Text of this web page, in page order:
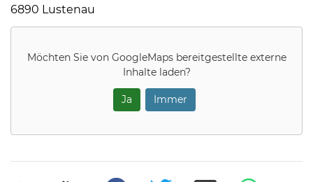
6890 Lustenau
Möchten Sie von GoogleMapsbereitgestellte externe
Inhalte laden?
Ja Immer